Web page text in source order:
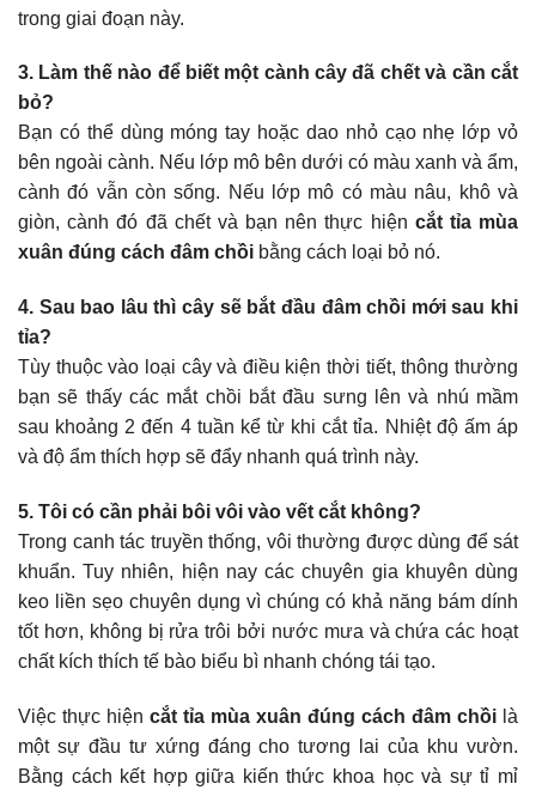
trong giai đoạn này.
3. Làm thế nào để biết một cành cây đã chết và cần cắt
bỏ?
Bạn có thể dùng móng tay hoặc dao nhỏ cạo nhẹ lớp vỏ
bên ngoài cành. Nếu lớp mô bên dưới có màu xanh và ẩm,
cành đó vẫn còn sống. Nếu lớp mô có màu nâu, khô và
giòn, cành đó đã chết và bạn nên thực hiện cắt tỉa mùa
xuân đúng cách đâm chồi bằng cách loại bỏ nó.
4. Sau bao lâu thì cây sẽ bắt đầu đâm chồi mới sau khi
tỉa?
Tùy thuộc vào loại cây và điều kiện thời tiết, thông thường
bạn sẽ thấy các mắt chồi bắt đầu sưng lên và nhú mầm
sau khoảng 2 đến 4 tuần kể từ khi cắt tỉa. Nhiệt độ ấm áp
và độ ẩm thích hợp sẽ đẩy nhanh quá trình này.
5. Tôi có cần phải bôi vôi vào vết cắt không?
Trong canh tác truyền thống, vôi thường được dùng để sát
khuẩn. Tuy nhiên, hiện nay các chuyên gia khuyên dùng
keo liền sẹo chuyên dụng vì chúng có khả năng bám dính
tốt hơn, không bị rửa trôi bởi nước mưa và chứa các hoạt
chất kích thích tế bào biểu bì nhanh chóng tái tạo.
Việc thực hiện cắt tỉa mùa xuân đúng cách đâm chồi là
một sự đầu tư xứng đáng cho tương lai của khu vườn.
Bằng cách kết hợp giữa kiến thức khoa học và sự tỉ mỉ